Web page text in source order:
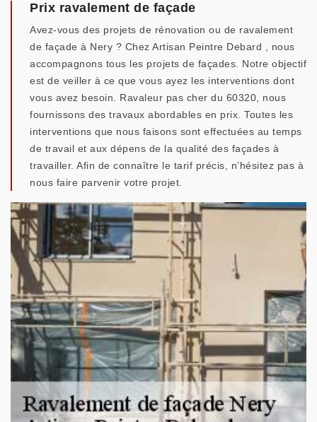
Prix ravalement de façade
Avez-vous des projets de rénovation ou de ravalement
de façade à Nery ? Chez Artisan Peintre Debard , nous
accompagnons tous les projets de façades. Notre objectif
est de veiller à ce que vous ayez les interventions dont
vous avez besoin. Ravaleur pas cher du 60320, nous
fournissons des travaux abordables en prix. Toutes les
interventions que nous faisons sont effectuées au temps
de travail et aux dépens de la qualité des façades à
travailler. Afin de connaître le tarif précis, n’hésitez pas à
nous faire parvenir votre projet.